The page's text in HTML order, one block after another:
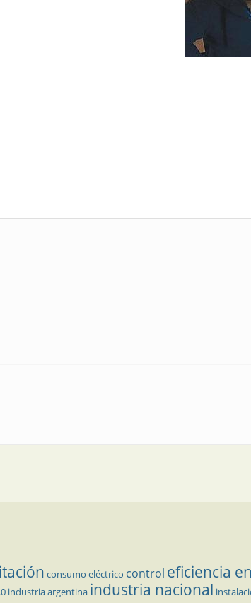
consumo eléctrico control eficiencia
industria argentina industria nacional